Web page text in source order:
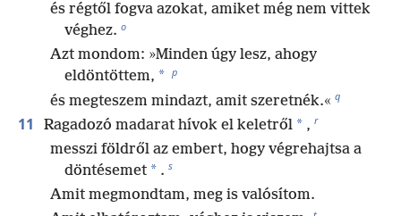
és régtől fogva azokat, amiket még nem vittek
véghez. o
Azt mondom: »Minden úgy lesz, ahogy
eldöntöttem, * p
és megteszem mindazt, amit szeretnék.« q
11 Ragadozó madarat hívok el keletről * , r
messzi földről az embert, hogy végrehajtsa a
döntésemet * . s
Amit megmondtam, meg is valósítom.